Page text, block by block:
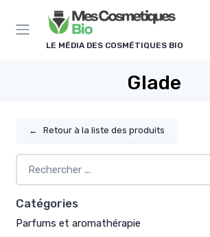
LE MÉDIA DES COSMÉTIQUES BIO
Glade
← Retour à la liste des produits
Catégories
Parfums et aromathérapie
Panneau de gestion des cookies